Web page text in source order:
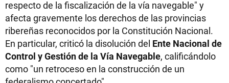
respecto de la fiscalización de la vía navegable" y
afecta gravemente los derechos de las provincias
ribereñas reconocidos por la Constitución Nacional.
En particular, criticó la disolución del Ente Nacional de
Control y Gestión de la Vía Navegable, calificándolo
como "un retroceso en la construcción de un